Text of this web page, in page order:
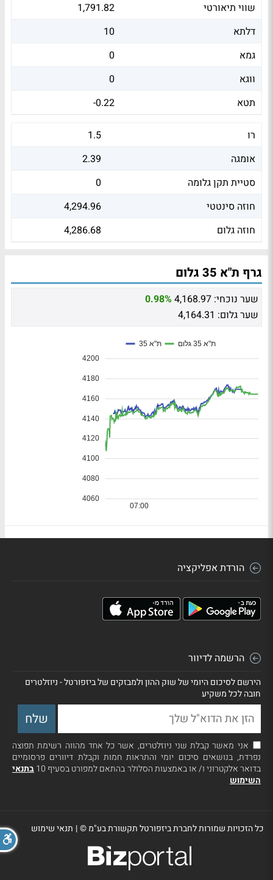
שווי תיאורטי
1,791.82
דלתא
10
גמא
0
ווגא
0
תטא
-0.22
רו
1.5
אומגה
2.39
סטיית תקן גלומה
0
חוזה סינטטי
4,294.96
חוזה גלום
4,286.68
גרף ת"א 35 גלום
שער נוכחי: 4,168.97
0.98%
שער גלום: 4,164.31
הורדת אפליקציה
הרשמה לדיוור
הירשם לסיכום היומי של שוק ההון ולמבזקים של ביזפורטל - ניוזלטרים
חובה לכל משקיע
אני מאשר קבלת שני ניוזלטרים, אשר כל אחד מהווה רשימת תפוצה
נפרדת, בנושאים סיכום יומי והתראות חמות וקבלת דיוורים פרסומיים
בדואר אלקטרוני ו/ או באמצעות הסלולר בהתאם למפורט בסעיף 10
בתנאי
השימוש
כל הזכויות שמורות לחברת ביזפורטל תקשורת בע"מ ©| תנאי שימוש